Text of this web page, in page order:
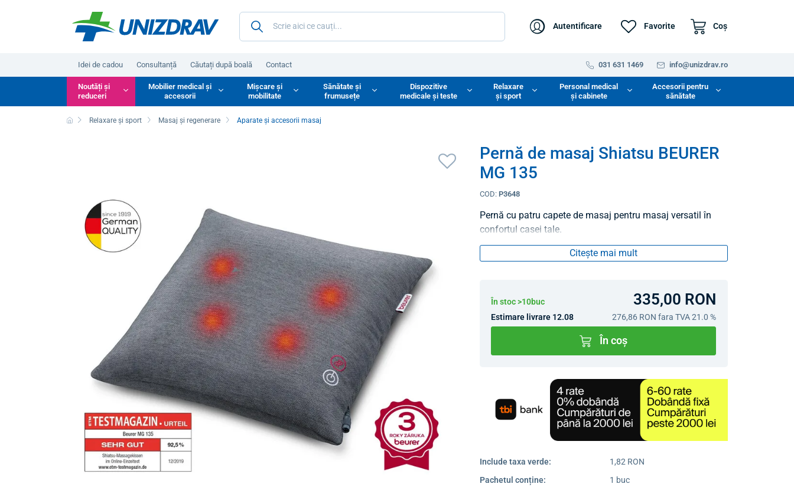
Autentificare Favorite Coş
Idei de cadou Consultanță Căutați după boală Contact 031 631 1469 info@unizdrav.ro
Noutăți și
reduceri
Mobilier medical și
accesorii
Mișcare și
mobilitate
Sănătate și
frumusețe
Dispozitive
medicale și teste
Relaxare
și sport
Personal medical
și cabinete
Accesorii pentru
sănătate
Relaxare și sport Masaj și regenerare Aparate și accesorii masaj
Pernă de masaj Shiatsu BEURER
MG 135
COD: P3648
Pernă cu patru capete de masaj pentru masaj versatil în
confortul casei tale.
Citește mai mult
În stoc >10buc 335,00 RON
Estimare livrare 12.08 276,86 RON fara TVA 21.0 %
În coș
Include taxa verde:
1,82 RON
Pachetul conține:
1 buc